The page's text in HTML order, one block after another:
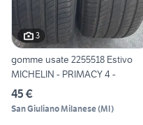
3
gomme usate 2255518 Estivo
MICHELIN - PRIMACY 4 -
45 €
San Giuliano Milanese(MI)